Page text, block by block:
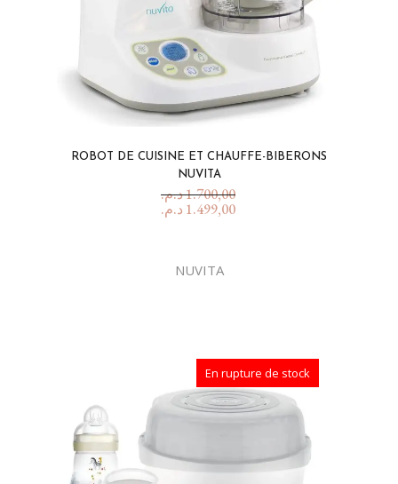
ROBOT DE CUISINE ET CHAUFFE-BIBERONS
NUVITA
1.700,00د.م.
1.499,00 د.م.
NUVITA
En rupture de stock